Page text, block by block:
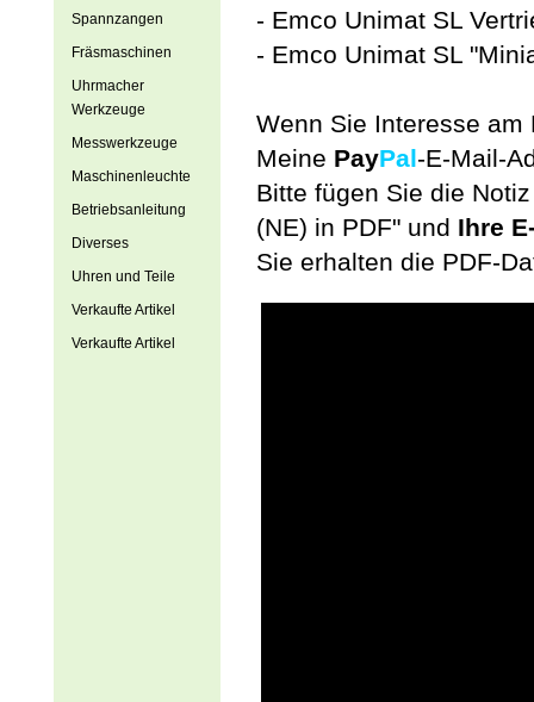
- Emco Unimat SL
- Emco Unimat SL
Wenn Sie Interesse
Meine PayPal-E-Mail-
Bitte fügen Sie die
(NE) in PDF" und Ihre
Sie erhalten die PDF-
Spannzangen
Fräsmaschinen
Uhrmacher
Werkzeuge
Messwerkzeuge
Maschinenleuchte
Betriebsanleitung
Diverses
Uhren und Teile
Verkaufte Artikel
Verkaufte Artikel